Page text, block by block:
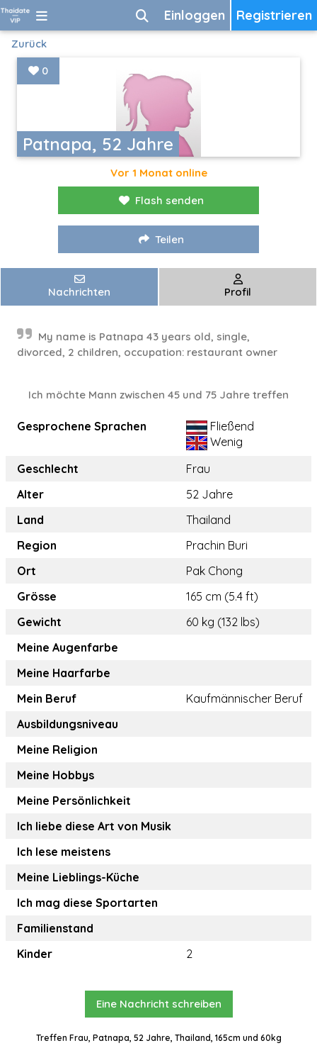
Registrieren
Einloggen
Zurück
Patnapa, 52 Jahre
0
Vor 1 Monat online
Flash senden
Teilen
Nachrichten Profil
My name is Patnapa 43 years old, single,
divorced, 2 children, occupation: restaurant owner
Ich möchte Mann zwischen 45 und 75 Jahre treffen
Gesprochene Sprachen
Fließend
Wenig
Geschlecht
Frau
Alter
52 Jahre
Land
Thailand
Region
Prachin Buri
Ort
Pak Chong
Grösse
165 cm (5.4 ft)
Gewicht
60 kg (132 lbs)
Meine Augenfarbe
Meine Haarfarbe
Mein Beruf
Kaufmännischer Beruf
Ausbildungsniveau
Meine Religion
Meine Hobbys
Meine Persönlichkeit
Ich liebe diese Art von Musik
Ich lese meistens
Meine Lieblings-Küche
Ich mag diese Sportarten
Familienstand
Kinder
2
Eine Nachricht schreiben
Treffen Frau, Patnapa, 52 Jahre, Thailand, 165cm und 60kg